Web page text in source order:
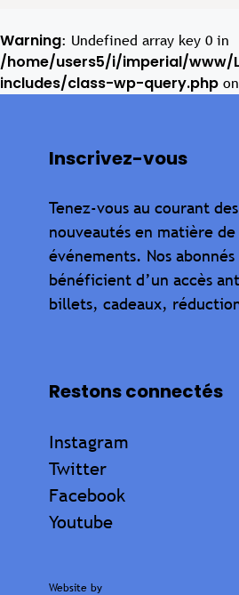
Warning: Undefined array key 0 in
/home/users5/i/imperial/www/
includes/class-wp-query.php
Inscrivez-vous
Tenez-vous au courant
nouveautés en matière
événements. Nos
bénéficient d’un accès
billets, cadeaux,
Restons connectés
Instagram
Twitter
Facebook
Youtube
Website by